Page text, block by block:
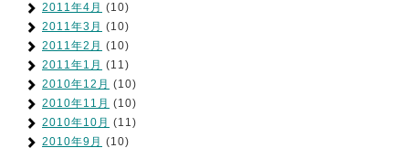
2011年4月 (10)
2011年3月 (10)
2011年2月 (10)
2011年1月 (11)
2010年12月 (10)
2010年11月 (10)
2010年10月 (11)
2010年9月 (10)